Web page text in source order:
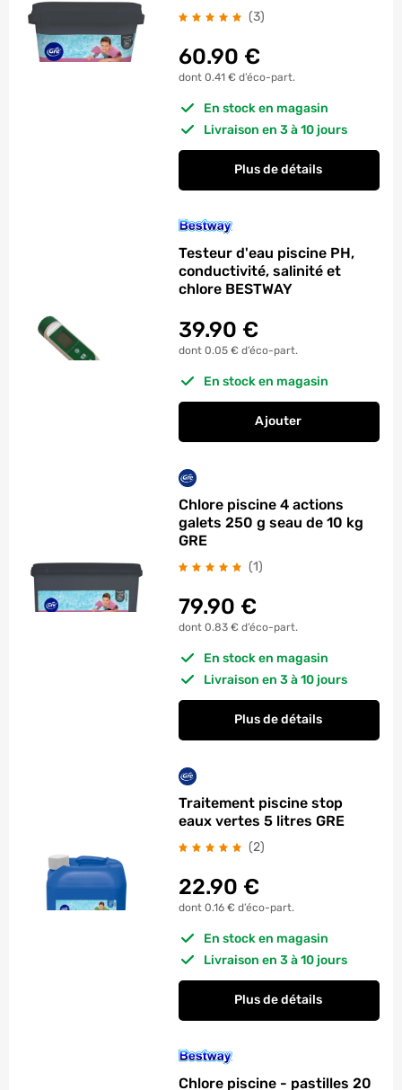
(3)
60.90 €
dont 0.41 € d’éco-part.
En stock en magasin
Livraison en 3 à 10 jours
Plus de détails
Testeur d'eau piscine PH,
conductivité, salinité et
chlore BESTWAY
39.90 €
dont 0.05 € d’éco-part.
En stock en magasin
Ajouter
Testeur d'eau
Chlore piscine 4 actions
galets 250 g seau de 10 kg
GRE
(1)
79.90 €
dont 0.83 € d’éco-part.
En stock en magasin
Livraison en 3 à 10 jours
Plus de détails
Traitement piscine stop
eaux vertes 5 litres GRE
(2)
22.90 €
dont 0.16 € d’éco-part.
En stock en magasin
Livraison en 3 à 10 jours
Plus de détails
Chlore piscine - pastilles 20